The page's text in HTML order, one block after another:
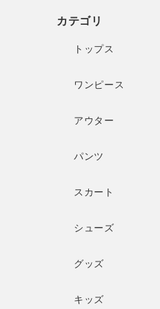
カテゴリ
トップス
ワンピース
アウター
パンツ
スカート
シューズ
グッズ
キッズ